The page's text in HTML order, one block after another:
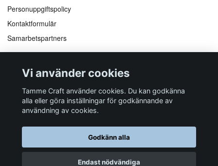
Personuppgiftspolicy
Kontaktformulär
Samarbetspartners
Följ oss på
Facebook
Instagram
YouTube
Pinterest
Vi accepterar
Åkersberga
E-post
info@tamme.com
Vi använder cookies
Tamme Craft använder cookies. Du kan godkänna
alla eller göra inställningar för godkännande av
användning av cookies.
Godkänn alla
Endast nödvändiga